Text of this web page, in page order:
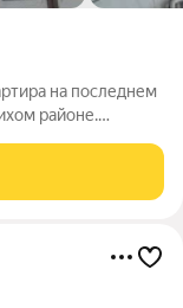
на последнем
районе.
уютная